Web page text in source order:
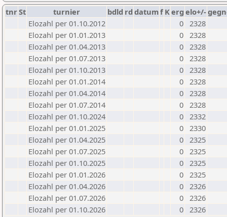
tnrSt turnier bdld rd datumf Kerg elo+/-
Elozahl per 01.10.2012
0 2328
Elozahl per 01.01.2013
0 2328
Elozahl per 01.04.2013
0 2328
Elozahl per 01.07.2013
0 2328
Elozahl per 01.10.2013
0 2328
Elozahl per 01.01.2014
0 2328
Elozahl per 01.04.2014
0 2328
Elozahl per 01.07.2014
0 2328
Elozahl per 01.10.2024
0 2332
Elozahl per 01.01.2025
0 2330
Elozahl per 01.04.2025
0 2325
Elozahl per 01.07.2025
0 2325
Elozahl per 01.10.2025
0 2325
Elozahl per 01.01.2026
0 2325
Elozahl per 01.04.2026
0 2326
Elozahl per 01.07.2026
0 2326
Elozahl per 01.10.2026
0 2326